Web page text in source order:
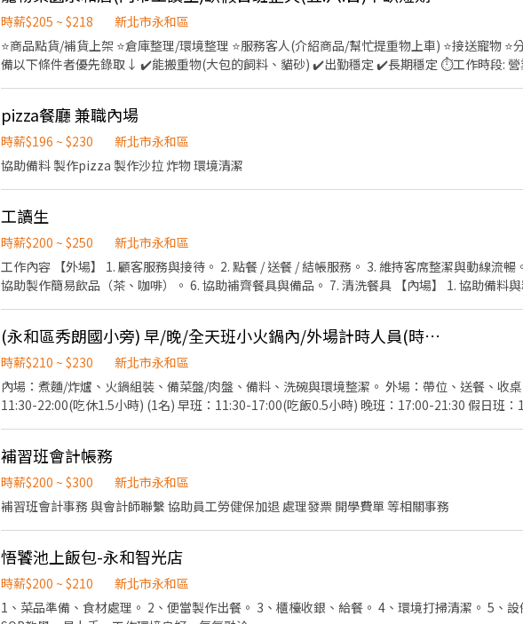
時薪$205 ~ $218
新北市永和區
⭐商品點貨/補貨上架 ⭐倉庫整理/環境整理 ⭐服務客人(介紹商品/幫忙提重物上車) ⭐接送寵物 ⭐分
備以下條件者優先錄取↓ ✔️能搬重物(大包的飼料、貓砂) ✔️出勤穩定 ✔️長期穩定 ⏱工作時段: 營業時段 : 星期二~日 中午12點~晚
pizza餐廳 兼職內場
時薪$196 ~ $230
新北市永和區
協助備料 製作pizza 製作沙拉 炸物 環境清潔
工讀生
時薪$200 ~ $250
新北市永和區
工作內容 【外場】 1. 顧客服務與接待。 2. 點餐 / 送餐 / 結帳服務。 3. 維持客席整潔與動線流暢。 4. 與內場溝通、協助出餐。 5.
協助製作簡易飲品（茶、咖啡）。 6. 協助補齊餐具與備品。 7. 清洗餐具 【內場】 1. 協助備料與料理處理。 2. 協助擺盤與出餐。
(永和區秀朗國小旁) 早/晚/全天班小火鍋內/外場計時人員(時薪210元起，現領
時薪$210 ~ $230
新北市永和區
內場：煮麵/炸爐、火鍋組裝、備菜盤/肉盤、備料、洗碗與環境整潔。 外場：帶位、送餐、收桌、環境
11:30-22:00(吃休1.5小時) (1名) 早班：11:30-17:00(吃飯0.5小時) 晚班：17:00-21:30 假日班：12:00-22:00(吃休1.5小時) (備
補習班會計帳務
時薪$200 ~ $300
新北市永和區
補習班會計事務 與會計師聯繫 協助員工勞健保加退 處理發票 開學費單 等相關事務
悟饕池上飯包-永和智光店
時薪$200 ~ $210
新北市永和區
1、菜品準備、食材處理。 2、便當製作出餐。 3、櫃檯收銀、給餐。 4、環境打掃清潔。 5、設備用品清潔。